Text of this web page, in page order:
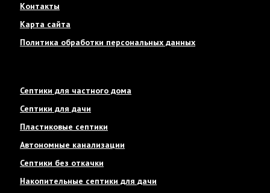
Контакты
Карта сайта
Политика обработки персональных данных
Септики для частного дома
Септики для дачи
Пластиковые септики
Автономные канализации
Септики без откачки
Накопительные септики для дачи